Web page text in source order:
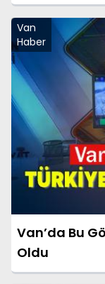
Van
Haber
Van’da Bu
Oldu